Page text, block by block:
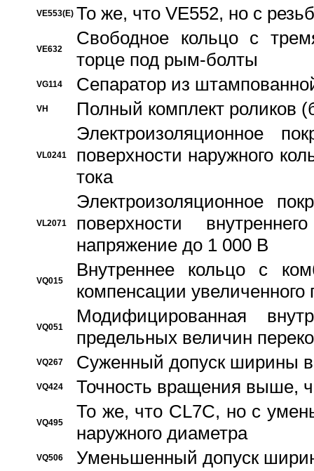
VE553(E) То же, что VE552, но с
VE632
Свободное кольцо с
торце под рым-болты
VG114 Сепаратор из
VH Полный комплект роликов
VL0241
Электроизоляционное
поверхности наружного
тока
VL2071
Электроизоляционное
поверхности
напряжение до 1 000 В
VQ015
Bнутреннее кольцо с
компенсации увеличенного
VQ051
Модифицированная
предельных величин
VQ267 Суженный допуск ширины
VQ424 Точность вращения выше,
VQ495
То же, что CL7C, но с
наружного диаметра
VQ506 Уменьшенный допуск